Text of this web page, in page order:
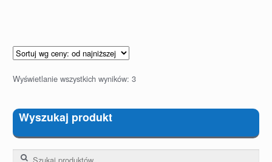
Wyświetlanie wszystkich wyników: 3
Wyszukaj produkt
Szukaj: